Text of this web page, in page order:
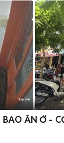
BAO ĂN Ở -